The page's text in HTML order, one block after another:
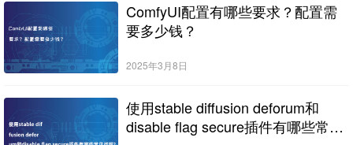
ComfyUI配置有哪些要求？配置需
要多少钱？
2025年3月8日
使用stable diffusion deforum和
disable flag secure插件有哪些常见